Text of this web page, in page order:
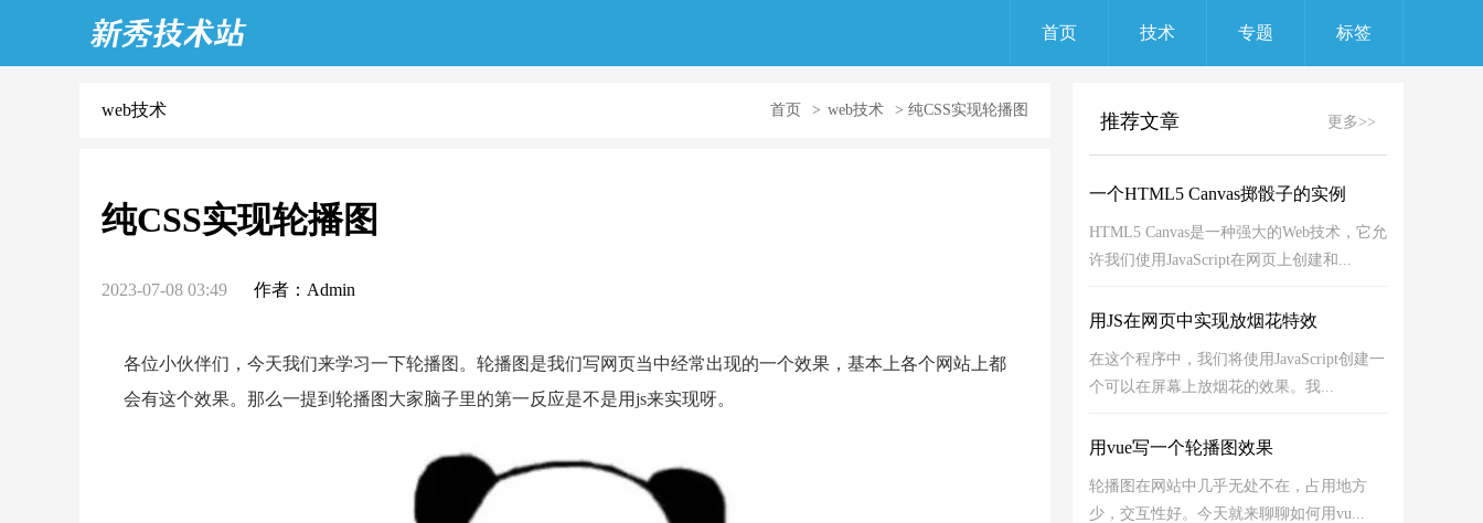
首页 技术 专题 标签
web技术 首页 > web技术 > 纯CSS实现轮播图
纯CSS实现轮播图
2023-07-08 03:49 作者：Admin
各位小伙伴们，今天我们来学习一下轮播图。轮播图是我们写网页当中经常出现的一个效果，基本上各个网站上都
会有这个效果。那么一提到轮播图大家脑子里的第一反应是不是用js来实现呀。
推荐文章 更多>>
一个HTML5 Canvas掷骰子的实例
HTML5 Canvas是一种强大的Web技术，它允
许我们使用JavaScript在网页上创建和...
用JS在网页中实现放烟花特效
在这个程序中，我们将使用JavaScript创建一
个可以在屏幕上放烟花的效果。我...
用vue写一个轮播图效果
轮播图在网站中几乎无处不在，占用地方
少，交互性好。今天就来聊聊如何用vu...